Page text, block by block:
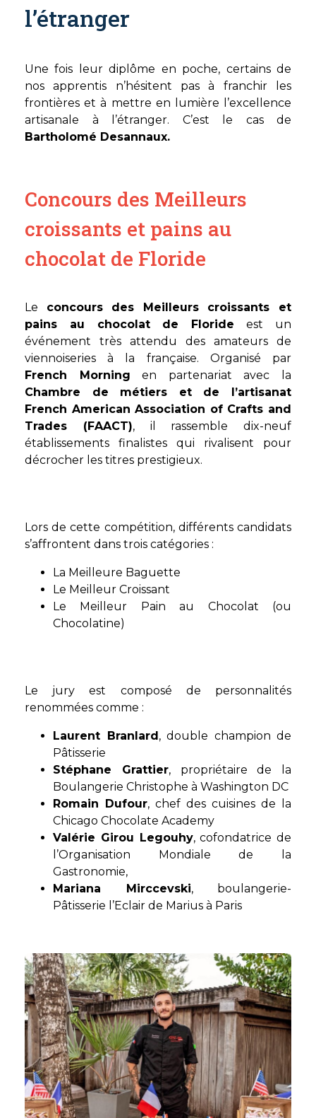
l’étranger
Une fois leur diplôme en poche, certains de
nos apprentis n’hésitent pas à franchir les
frontières et à mettre en lumière l’excellence
artisanale à l’étranger. C’est le cas de
Bartholomé Desannaux.
Concours des Meilleurs
croissants et pains au
chocolat de Floride
Le concours des Meilleurs croissants et
pains au chocolat de Floride est un
événement très attendu des amateurs de
viennoiseries à la française. Organisé par
French Morning en partenariat avec la
Chambre de métiers et de l’artisanat
French American Association of Crafts and
Trades (FAACT), il rassemble dix-neuf
établissements finalistes qui rivalisent pour
décrocher les titres prestigieux.
Lors de cette compétition, différents candidats
s’affrontent dans trois catégories :
La Meilleure Baguette
Le Meilleur Croissant
Le Meilleur Pain au Chocolat (ou
Chocolatine)
Le jury est composé de personnalités
renommées comme :
Laurent Branlard, double champion de
Pâtisserie
Stéphane Grattier, propriétaire de la
Boulangerie Christophe à Washington DC
Romain Dufour, chef des cuisines de la
Chicago Chocolate Academy
Valérie Girou Legouhy, cofondatrice de
l’Organisation Mondiale de la
Gastronomie,
Mariana Mirccevski, boulangerie-
Pâtisserie l’Eclair de Marius à Paris